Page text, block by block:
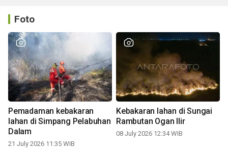
Foto
Pemadaman kebakaran
lahan di Simpang Pelabuhan
Dalam
21 July 2026 11:35 WIB
Kebakaran lahan di Sungai
Rambutan Ogan Ilir
08 July 2026 12:34 WIB